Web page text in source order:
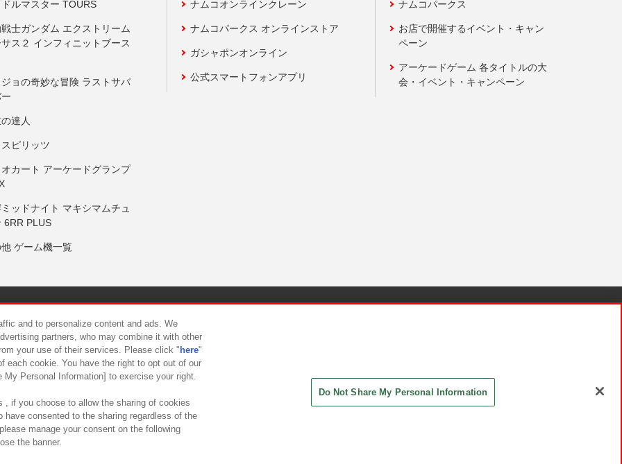
ルマスター TOURS
士ガンダム エクストリーム
ス２ インフィニットブース
ョの奇妙な冒険 ラストサバ
達人
ピリッツ
カート アーケードグランプ
ッドナイト マキシマムチュ
6RR PLUS
ゲーム機一覧
ナムコオンラインクレーン
ナムコパークス オンラインストア
ガシャポンオンライン
公式スマートフォンアプリ
ナムコパークス
お店で開催するイベント・キャン
ペーン
アーケードゲーム 各タイトルの大
会・イベント・キャンペーン
について カスタマーハラスメント対応方針
and to personalize content and ads. We
partners, who may combine it with other
your use of their services. Please click " here"
each cookie. You have the right to opt out of our
Personal Information] to exercise your right.
, if you choose to allow the sharing of cookies
have consented to the sharing regardless of the
manage your consent on the following
the banner.
Do Not Share My Personal Information